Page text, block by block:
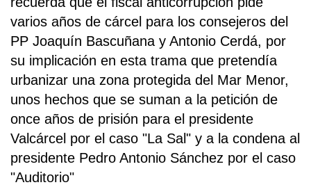
varios años de cárcel para los consejeros del
PP Joaquín Bascuñana y Antonio Cerdá, por
su implicación en esta trama que pretendía
urbanizar una zona protegida del Mar Menor,
unos hechos que se suman a la petición de
once años de prisión para el presidente
Valcárcel por el caso "La Sal" y a la condena al
presidente Pedro Antonio Sánchez por el caso
"Auditorio"